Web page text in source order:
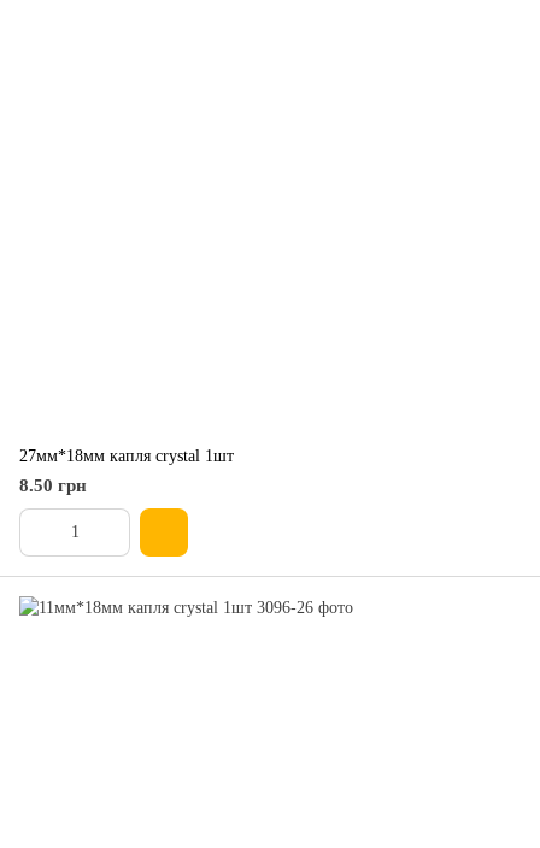
27мм*18мм капля crystal 1шт
8.50 грн